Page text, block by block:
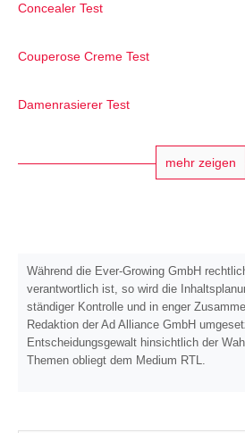
Concealer Test
Couperose Creme Test
Damenrasierer Test
mehr zeigen
Während die Ever-Growing GmbH
verantwortlich ist, so wird die
ständiger Kontrolle und in enger
Redaktion der Ad Alliance GmbH
Entscheidungsgewalt hinsichtlich der
Themen obliegt dem Medium RTL.